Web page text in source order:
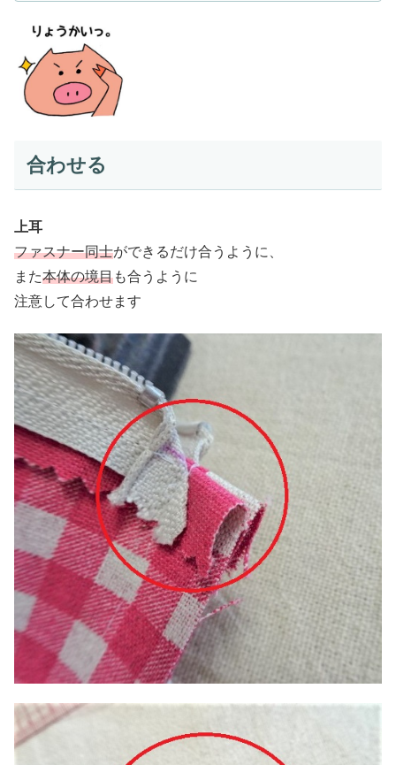
合わせる
上耳
ファスナー同士ができるだけ合うように、
また本体の境目も合うように
注意して合わせます